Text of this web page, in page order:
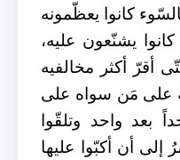
كانوا يعظّمونه
يشنّعون عليه،
أقرّ أكثر مخالفيه
على مَن سواه على
بعد واحد وتلقّوا
إلى أن أكبّوا عليها